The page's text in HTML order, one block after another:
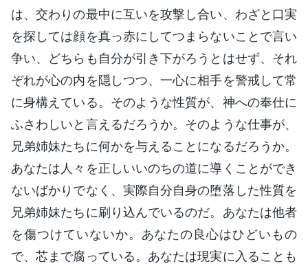
は、交わりの最中に互いを攻撃し合い、わざと口実
を探しては顔を真っ赤にしてつまらないことで言い
争い、どちらも自分が引き下がろうとはせず、それ
ぞれが心の内を隠しつつ、一心に相手を警戒して常
に身構えている。そのような性質が、神への奉仕に
ふさわしいと言えるだろうか。そのような仕事が、
兄弟姉妹たちに何かを与えることになるだろうか。
あなたは人々を正しいいのちの道に導くことができ
ないばかりでなく、実際自分自身の堕落した性質を
兄弟姉妹たちに刷り込んでいるのだ。あなたは他者
を傷つけていないか。あなたの良心はひどいもの
で、芯まで腐っている。あなたは現実に入ることも